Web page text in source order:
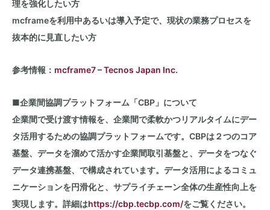
理を強化したい方
mcframeを利用中あるいは導入予定で、現状の業務プロセスを
抜本的に見直したい方
参考情報： mcframe7 – Tecnos Japan Inc.
■企業間協調プラットフォーム「CBP 」について
企業間で受け渡す情報を、企業間で柔軟かつリアルタイムにデー
タ活用するための協調プラットフォームです。 CBPは２つのコア
基盤、データを溜めて活かす企業間取引基盤と、データをつなぐ
データ連携基盤、で構成されています。データ活用によるコミュ
ニケーションを円滑化と、サプライチェーン全体の生産性向上を
実現します。詳細はhttps://cbp.tecbp.com/をご覧ください。